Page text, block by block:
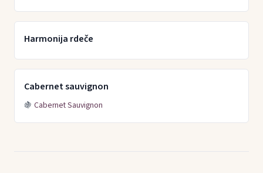
Harmonija rdeče
Cabernet sauvignon
🍇 Cabernet Sauvignon